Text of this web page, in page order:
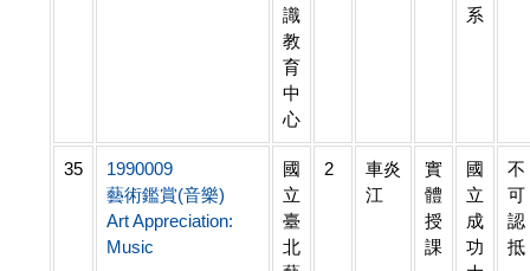
識
教
育
中
心
系
35
1990009
藝術鑑賞(音樂)
Art Appreciation:
Music
國
立
臺
北
2
車炎
江
實
體
授
課
國
立
成
功
不
可
認
抵